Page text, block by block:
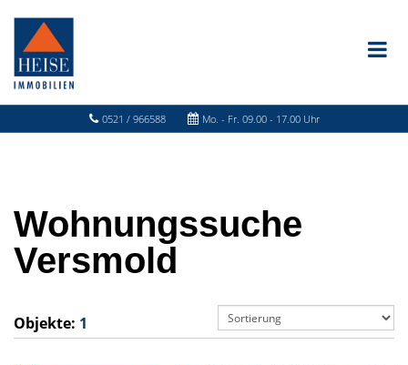
0521 / 966588 Mo. - Fr. 09.00 - 17.00 Uhr
Wohnungssuche
Versmold
Objekte: 1